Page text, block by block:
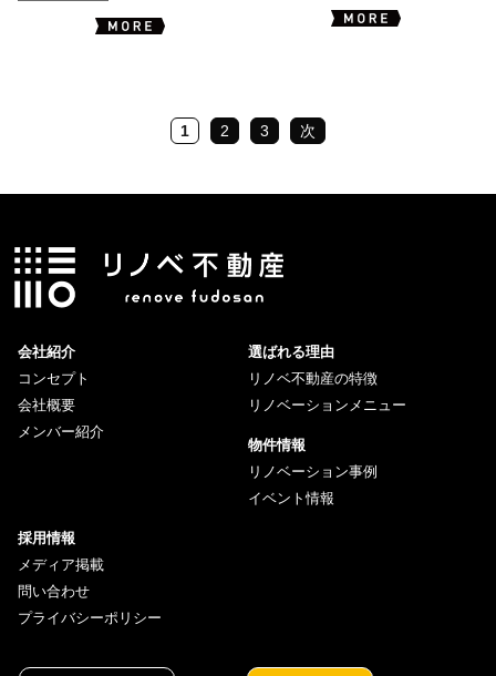
1 2 3 次
会社紹介
コンセプト
会社概要
メンバー紹介
選ばれる理由
リノベ不動産の特徴
リノベーションメニュー
物件情報
リノベーション事例
イベント情報
採用情報
メディア掲載
問い合わせ
プライバシーポリシー